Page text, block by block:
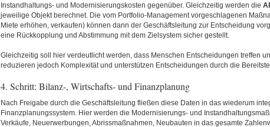
Instandhaltungs- und Modernisierungskosten gegenüber. Gleichzeitig werden die
jeweilige Objekt berechnet. Die vom Portfolio-Management vorgeschlagenen
Miete erhöhen, verkaufen) können dann der Geschäftsleitung zur Entscheidung
eine Rückkopplung und Abstimmung mit dem Zielsystem sicher gestellt.
Gleichzeitig soll hier verdeutlicht werden, dass Menschen Entscheidungen treffen
reduzieren jedoch Komplexität und unterstützen Entscheidungen durch die
4. Schritt: Bilanz-, Wirtschafts- und Finanzplanung
Nach Freigabe durch die Geschäftsleitung fließen diese Daten in das wiederum
Finanzplanungssystem. Hier werden die Modernisierungs- und
Verkäufe, Neuerwerbungen, Abrissmaßnahmen, Neubauten in das gesamte